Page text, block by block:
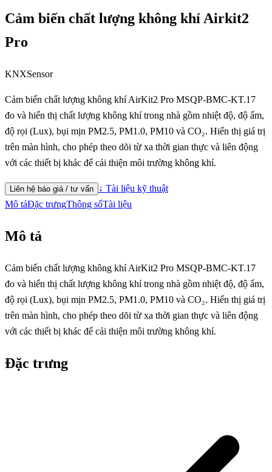
Cảm biến chất lượng không khí Airkit2
Pro
KNXSensor
Cảm biến chất lượng không khí AirKit2 Pro MSQP-BMC-KT.17
đo và hiển thị chất lượng không khí trong nhà gồm nhiệt độ, độ ẩm,
độ rọi (Lux), bụi mịn PM2.5, PM1.0, PM10 và CO₂. Hiển thị giá trị
trên màn hình, cho phép theo dõi từ xa thời gian thực và liên động
với các thiết bị khác để cải thiện môi trường không khí.
Liên hệ báo giá / tư vấn
↓ Tài liệu kỹ thuật
Mô tảĐặc trưngThông sốTài liệu
Mô tả
Cảm biến chất lượng không khí AirKit2 Pro MSQP-BMC-KT.17
đo và hiển thị chất lượng không khí trong nhà gồm nhiệt độ, độ ẩm,
độ rọi (Lux), bụi mịn PM2.5, PM1.0, PM10 và CO₂. Hiển thị giá trị
trên màn hình, cho phép theo dõi từ xa thời gian thực và liên động
với các thiết bị khác để cải thiện môi trường không khí.
Đặc trưng